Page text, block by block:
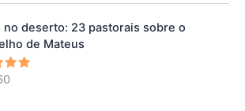
no deserto: 23 pastorais sobre o
de Mateus
5